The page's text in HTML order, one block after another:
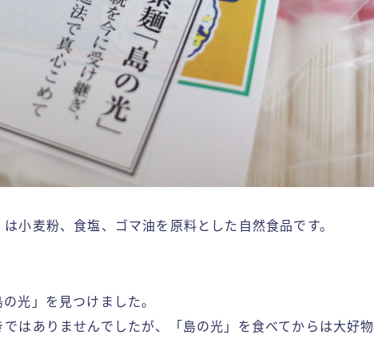
小麦粉、食塩、ゴマ油を原料とした自然食品です。
光」を見つけました。
はありませんでしたが、「島の光」を食べてからは大好物